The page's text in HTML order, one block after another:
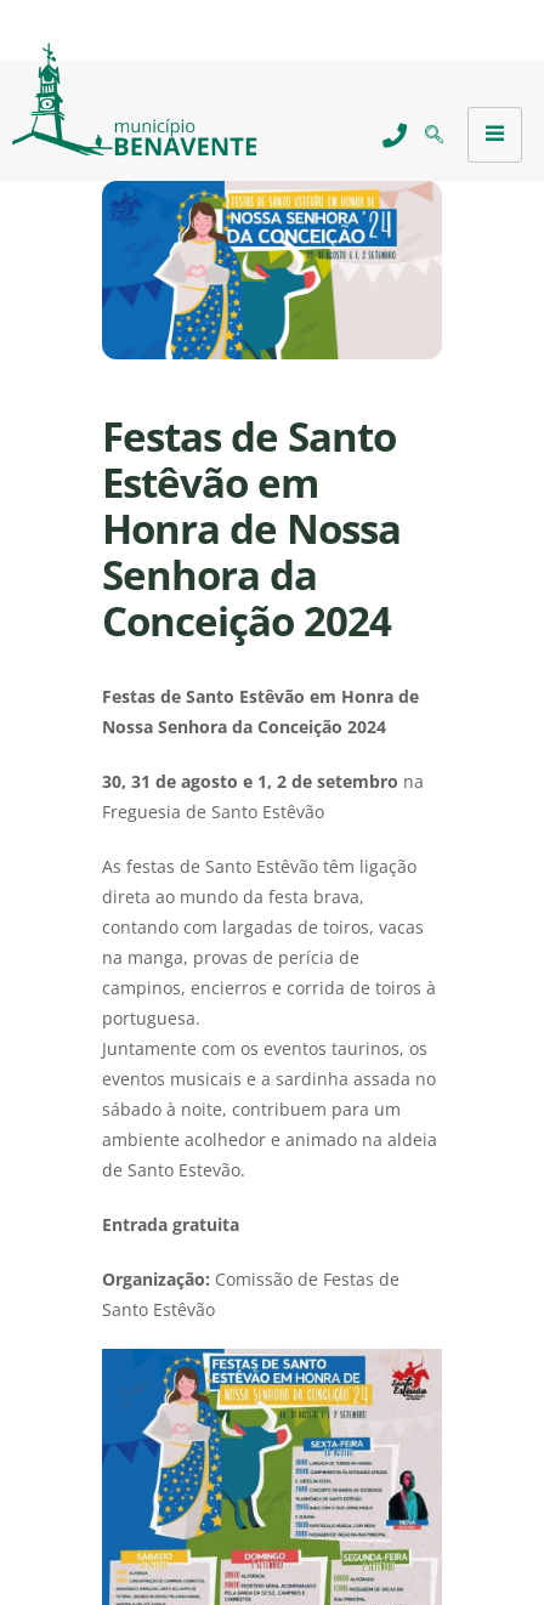
Festas de Santo
Estêvão em
Honra de Nossa
Senhora da
Conceição 2024
Festas de Santo Estêvão em Honra de
Nossa Senhora da Conceição 2024
30, 31 de agosto e 1, 2 de setembro na
Freguesia de Santo Estêvão
As festas de Santo Estêvão têm ligação
direta ao mundo da festa brava,
contando com largadas de toiros, vacas
na manga, provas de perícia de
campinos, encierros e corrida de toiros à
portuguesa.
Juntamente com os eventos taurinos, os
eventos musicais e a sardinha assada no
sábado à noite, contribuem para um
ambiente acolhedor e animado na aldeia
de Santo Estevão.
Entrada gratuita
Organização: Comissão de Festas de
Santo Estêvão